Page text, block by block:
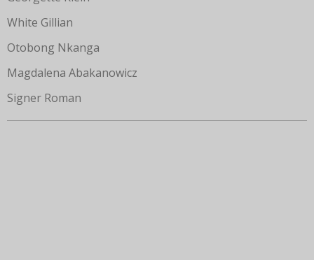
White Gillian
Otobong Nkanga
Magdalena Abakanowicz
Signer Roman